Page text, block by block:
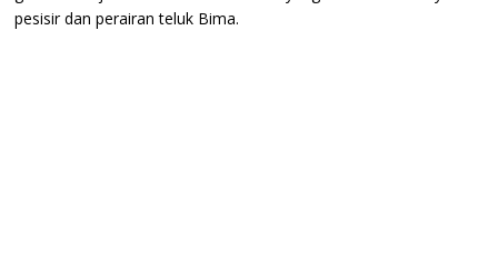
pesisir dan perairan teluk Bima.